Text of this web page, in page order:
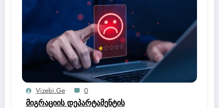
Vizebi.ge 0
მიგრაციის დეპარტამენტის